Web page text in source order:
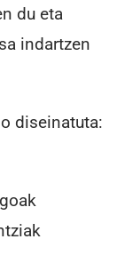
du eta
indartzen
diseinatuta: